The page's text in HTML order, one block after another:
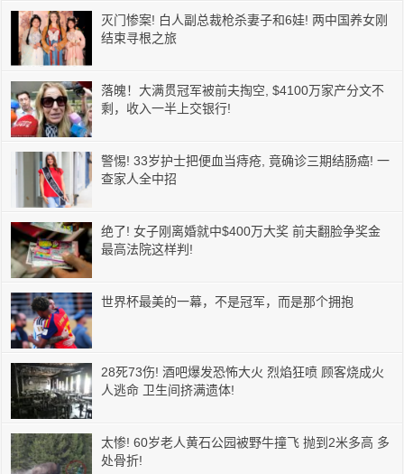
灭门惨案! 白人副总裁枪杀妻子和6娃! 两中国养女刚
结束寻根之旅
落魄！大满贯冠军被前夫掏空, $4100万家产分文不
剩，收入一半上交银行!
警惕! 33岁护士把便血当痔疮, 竟确诊三期结肠癌! 一
查家人全中招
绝了! 女子刚离婚就中$400万大奖 前夫翻脸争奖金
最高法院这样判!
世界杯最美的一幕，不是冠军，而是那个拥抱
28死73伤! 酒吧爆发恐怖大火 烈焰狂喷 顾客烧成火
人逃命 卫生间挤满遗体!
太惨! 60岁老人黄石公园被野牛撞飞 抛到2米多高 多
处骨折!